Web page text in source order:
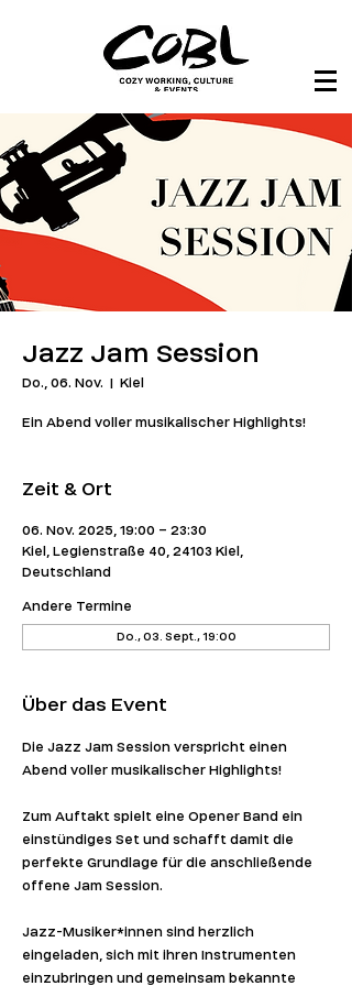
Jazz Jam Session
Do., 06. Nov.
  |
Kiel
Ein Abend voller musikalischer Highlights!
Zeit & Ort
06. Nov. 2025, 19:00 – 23:30
Kiel, Legienstraße 40, 24103 Kiel,
Deutschland
Andere Termine
Do., 03. Sept., 19:00
Über das Event
Die Jazz Jam Session verspricht einen
Abend voller musikalischer Highlights!
Zum Auftakt spielt eine Opener Band ein
einstündiges Set und schafft damit die
perfekte Grundlage für die anschließende
offene Jam Session.
Jazz-Musiker*innen sind herzlich
eingeladen, sich mit ihren Instrumenten
einzubringen und gemeinsam bekannte